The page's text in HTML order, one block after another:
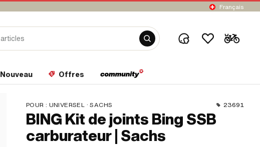
Français
Nouveau Offres
POUR : UNIVERSEL · SACHS 23691
BING Kit de joints Bing SSB
carburateur | Sachs